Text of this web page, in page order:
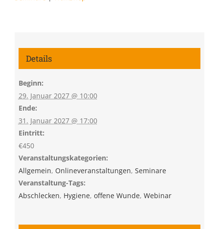
Details
Beginn:
29. Januar 2027 @ 10:00
Ende:
31. Januar 2027 @ 17:00
Eintritt:
€450
Veranstaltungskategorien:
Allgemein, Onlineveranstaltungen, Seminare
Veranstaltung-Tags:
Abschlecken, Hygiene, offene Wunde, Webinar